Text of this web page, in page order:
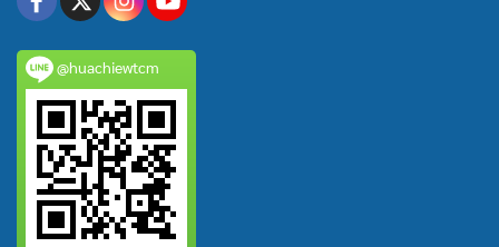
@huachiewtcm